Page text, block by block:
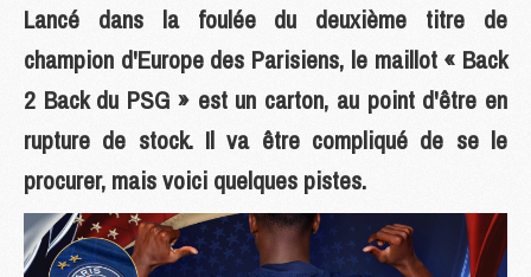
Lancé dans la foulée du deuxième titre de
champion d'Europe des Parisiens, le maillot « Back
2 Back du PSG » est un carton, au point d'être en
rupture de stock. Il va être compliqué de se le
procurer, mais voici quelques pistes.